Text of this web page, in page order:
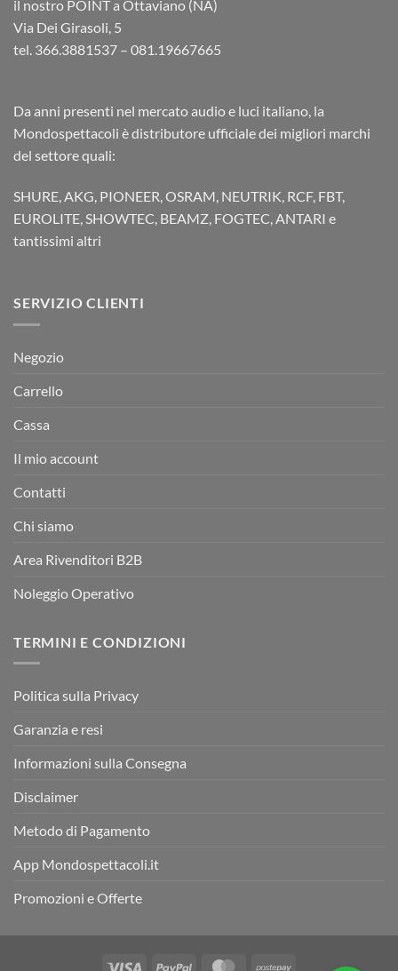
il nostro POINT a Ottaviano (NA)
Via Dei Girasoli, 5
tel. 366.3881537 – 081.19667665
Da anni presenti nel mercato audio e luci italiano, la
Mondospettacoli è distributore ufficiale dei migliori marchi
del settore quali:
SHURE, AKG, PIONEER, OSRAM, NEUTRIK, RCF, FBT,
EUROLITE, SHOWTEC, BEAMZ, FOGTEC, ANTARI e
tantissimi altri
SERVIZIO CLIENTI
Negozio
Carrello
Cassa
Il mio account
Contatti
Chi siamo
Area Rivenditori B2B
Noleggio Operativo
TERMINI E CONDIZIONI
Politica sulla Privacy
Garanzia e resi
Informazioni sulla Consegna
Disclaimer
Metodo di Pagamento
App Mondospettacoli.it
Promozioni e Offerte